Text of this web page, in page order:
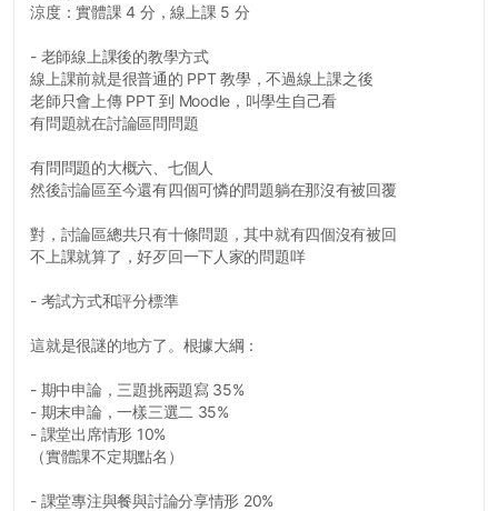
涼度：實體課 4 分，線上課 5 分
- 老師線上課後的教學方式
線上課前就是很普通的 PPT 教學，不過線上課之後
老師只會上傳 PPT 到 Moodle，叫學生自己看
有問題就在討論區問問題
有問問題的大概六、七個人
然後討論區至今還有四個可憐的問題躺在那沒有被回覆
對，討論區總共只有十條問題，其中就有四個沒有被回
不上課就算了，好歹回一下人家的問題咩
- 考試方式和評分標準
這就是很謎的地方了。根據大綱：
- 期中申論，三題挑兩題寫 35%
- 期末申論，一樣三選二 35%
- 課堂出席情形 10%
（實體課不定期點名）
- 課堂專注與餐與討論分享情形 20%